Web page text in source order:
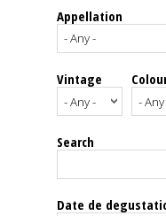
Our
events
Spirits
Tasting
reviews
The
Appellation
Vintage
Search
Date de